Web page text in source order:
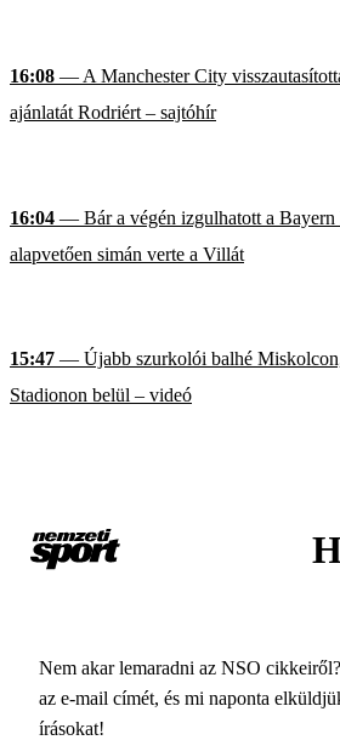
16:08 — A Manchester City
ajánlatát Rodriért – sajtóhír
16:04 — Bár a végén izgulhatott a Bayern
alapvetően simán verte a Villát
15:47 — Újabb szurkolói balhé
Stadionon belül – videó
Nem akar lemaradni az NSO
az e-mail címét, és mi naponta
írásokat!